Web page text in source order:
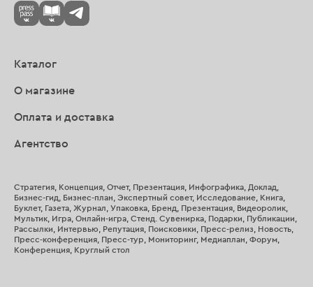
Каталог
О магазине
Оплата и доставка
Агентство
Стратегия, Концепция, Отчет, Презентация, Инфографика, Доклад,
Бизнес-гид, Бизнес-план, Экспертный совет, Исследование, Книга,
Буклет, Газета, Журнал, Упаковка, Бренд, Презентация, Видеоролик,
Мультик, Игра, Онлайн-игра, Стенд. Сувенирка, Подарки, Публикации,
Рассылки, Интервью, Репутация, Поисковики, Пресс-релиз, Новость,
Пресс-конференция, Пресс-тур, Мониторинг, Медиаплан, Форум,
Конференция, Круглый стол